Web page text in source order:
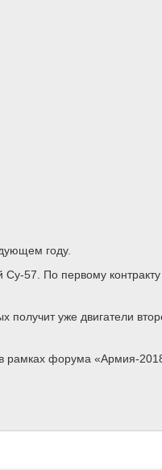
году.
57. По первому
получит уже двигатели
рамках форума «Армия-